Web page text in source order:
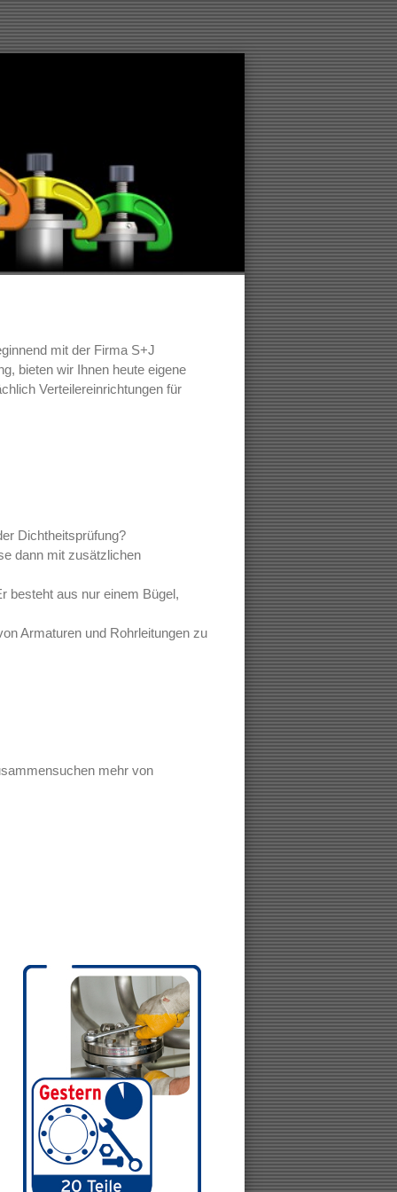
mit der Firma S+J
bieten wir Ihnen heute eigene
Verteilereinrichtungen für
Dichtheitsprüfung?
dann mit zusätzlichen
besteht aus nur einem Bügel,
Armaturen und Rohrleitungen zu
mehr von